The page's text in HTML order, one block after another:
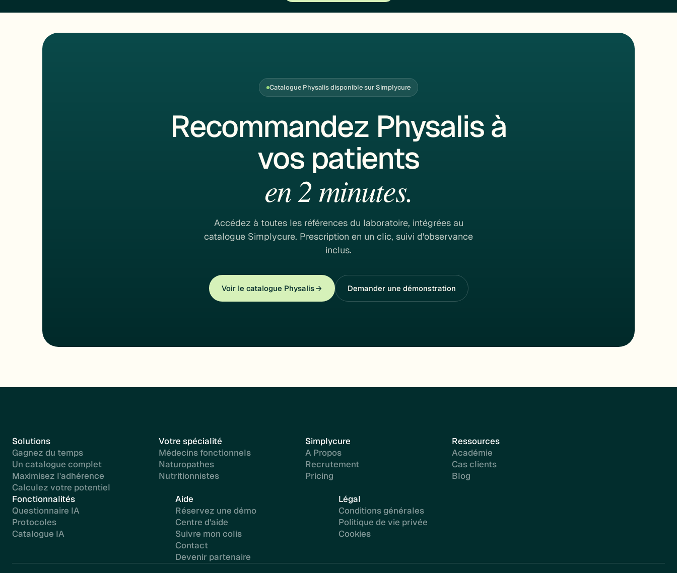
Catalogue Physalis disponible sur Simplycure
Recommandez Physalis à
vos patients
en 2 minutes.
Accédez à toutes les références du laboratoire, intégrées au
catalogue Simplycure. Prescription en un clic, suivi d'observance
inclus.
Voir le catalogue Physalis Demander une démonstration
Solutions
Gagnez du temps
Un catalogue complet
Maximisez l'adhérence
Calculez votre potentiel
Votre spécialité
Médecins fonctionnels
Naturopathes
Nutritionnistes
Simplycure
A Propos
Recrutement
Pricing
Ressources
Académie
Cas clients
Blog
Fonctionnalités
Questionnaire IA
Protocoles
Catalogue IA
Aide
Réservez une démo
Centre d'aide
Suivre mon colis
Contact
Devenir partenaire
Légal
Conditions générales
Politique de vie privée
Cookies